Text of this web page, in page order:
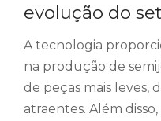
evolução do
A tecnologia
na produção de
de peças mais leves,
atraentes. Além